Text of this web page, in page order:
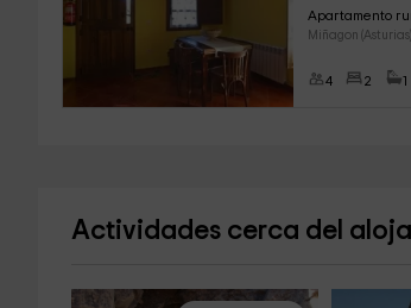
Apartamento
Miñagon (Asturias)
4 2 1
Actividades cerca del